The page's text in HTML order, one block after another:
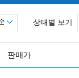
상태별 보기
판매가